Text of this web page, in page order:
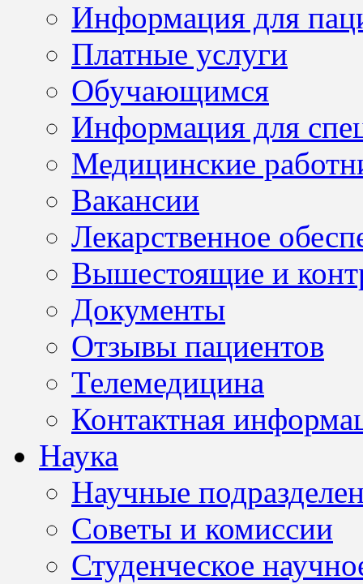
Информация для
Платные услуги
Обучающимся
Информация для
Медицинские
Вакансии
Лекарственное
Вышестоящие и
Документы
Отзывы пациентов
Телемедицина
Контактная
Наука
Научные
Советы и комиссии
Студенческое